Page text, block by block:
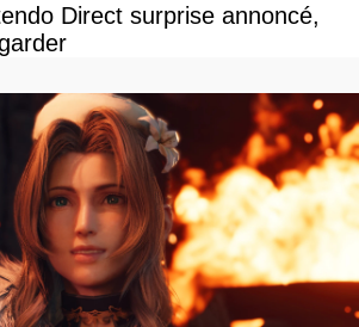
Direct surprise annoncé,